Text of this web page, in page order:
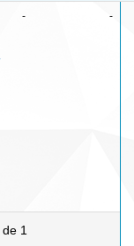
- -
1